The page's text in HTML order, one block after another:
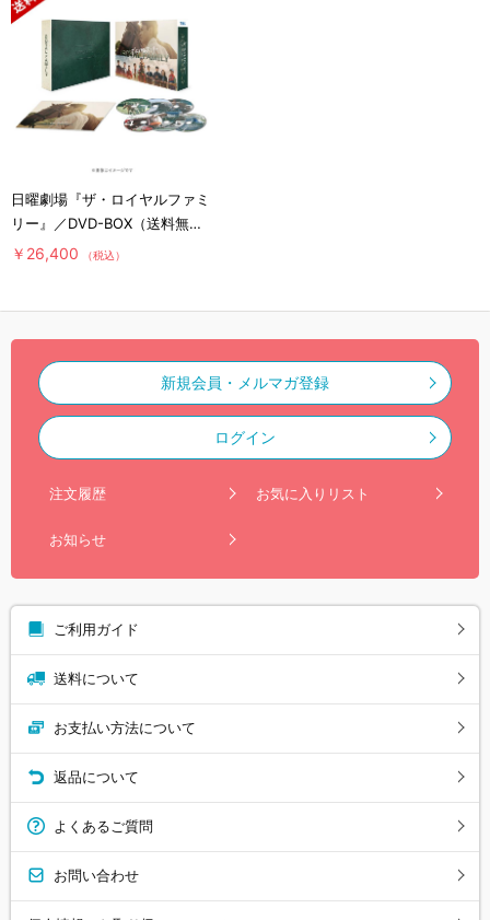
日曜劇場『ザ・ロイヤルファミ
リー』／DVD-BOX（送料無
料・6枚組）
￥26,400 （税込）
新規会員・メルマガ登録
ログイン
注文履歴 お気に入りリスト
お知らせ
ご利用ガイド
送料について
お支払い方法について
返品について
よくあるご質問
お問い合わせ